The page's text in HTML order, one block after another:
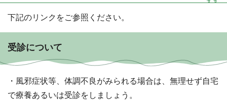
下記のリンクをご参照ください。
受診について
・風邪症状等、体調不良がみられる場合は、無理せず自宅
で療養あるいは受診をしましょう。